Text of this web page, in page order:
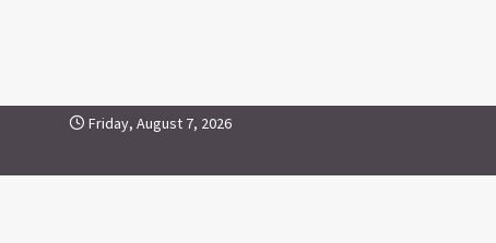
Skip to contentFriday, August 7, 2026